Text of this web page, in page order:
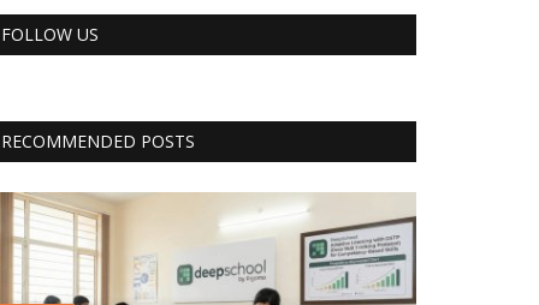
FOLLOW US
RECOMMENDED POSTS